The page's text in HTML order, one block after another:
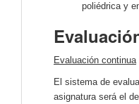
poliédrica y
Evaluación continua
El sistema de
asignatura será el